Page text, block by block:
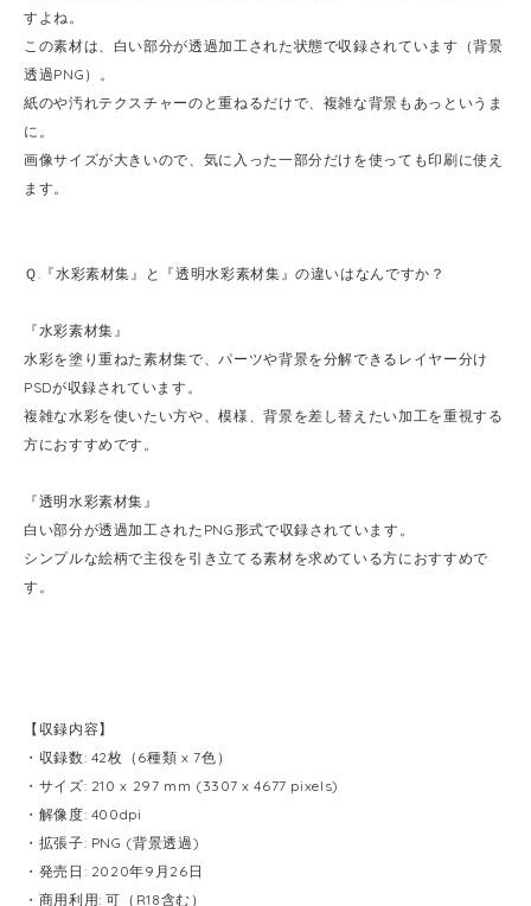
すよね。
この素材は、白い部分が透過加工された状態で収録されています（背景
透過PNG）。
紙のや汚れテクスチャーのと重ねるだけで、複雑な背景もあっというま
に。
画像サイズが大きいので、気に入った一部分だけを使っても印刷に使え
ます。
Ｑ.『水彩素材集』と『透明水彩素材集』の違いはなんですか？
『水彩素材集』
水彩を塗り重ねた素材集で、パーツや背景を分解できるレイヤー分け
PSDが収録されています。
複雑な水彩を使いたい方や、模様、背景を差し替えたい加工を重視する
方におすすめです。
『透明水彩素材集』
白い部分が透過加工されたPNG形式で収録されています。
シンプルな絵柄で主役を引き立てる素材を求めている方におすすめで
す。
【収録内容】
・収録数: 42枚（6種類 x 7色）
・サイズ: 210 x 297 mm (3307 x 4677 pixels)
・解像度: 400dpi
・拡張子: PNG (背景透過)
・発売日: 2020年9月26日
・商用利用: 可（R18含む）